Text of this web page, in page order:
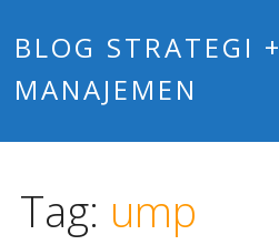
BLOG STRATEGI +
MANAJEMEN
Tag: ump